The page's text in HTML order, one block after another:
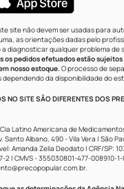
site não devem ser usadas para
as orientações dadas pelo
diagnosticar qualquer problema de
os pedidos efetuados estão
nosso estoque.O processo de
da disponibilidade do
NO SITE SÃO DIFERENTES DOS
| Cia Latino Americana de
Santo Albano, 490 - Vila Vera | São
Amanda Zelia Deodato | CRF/SP:
2 | CMVS - 355030801-477-008910-
.